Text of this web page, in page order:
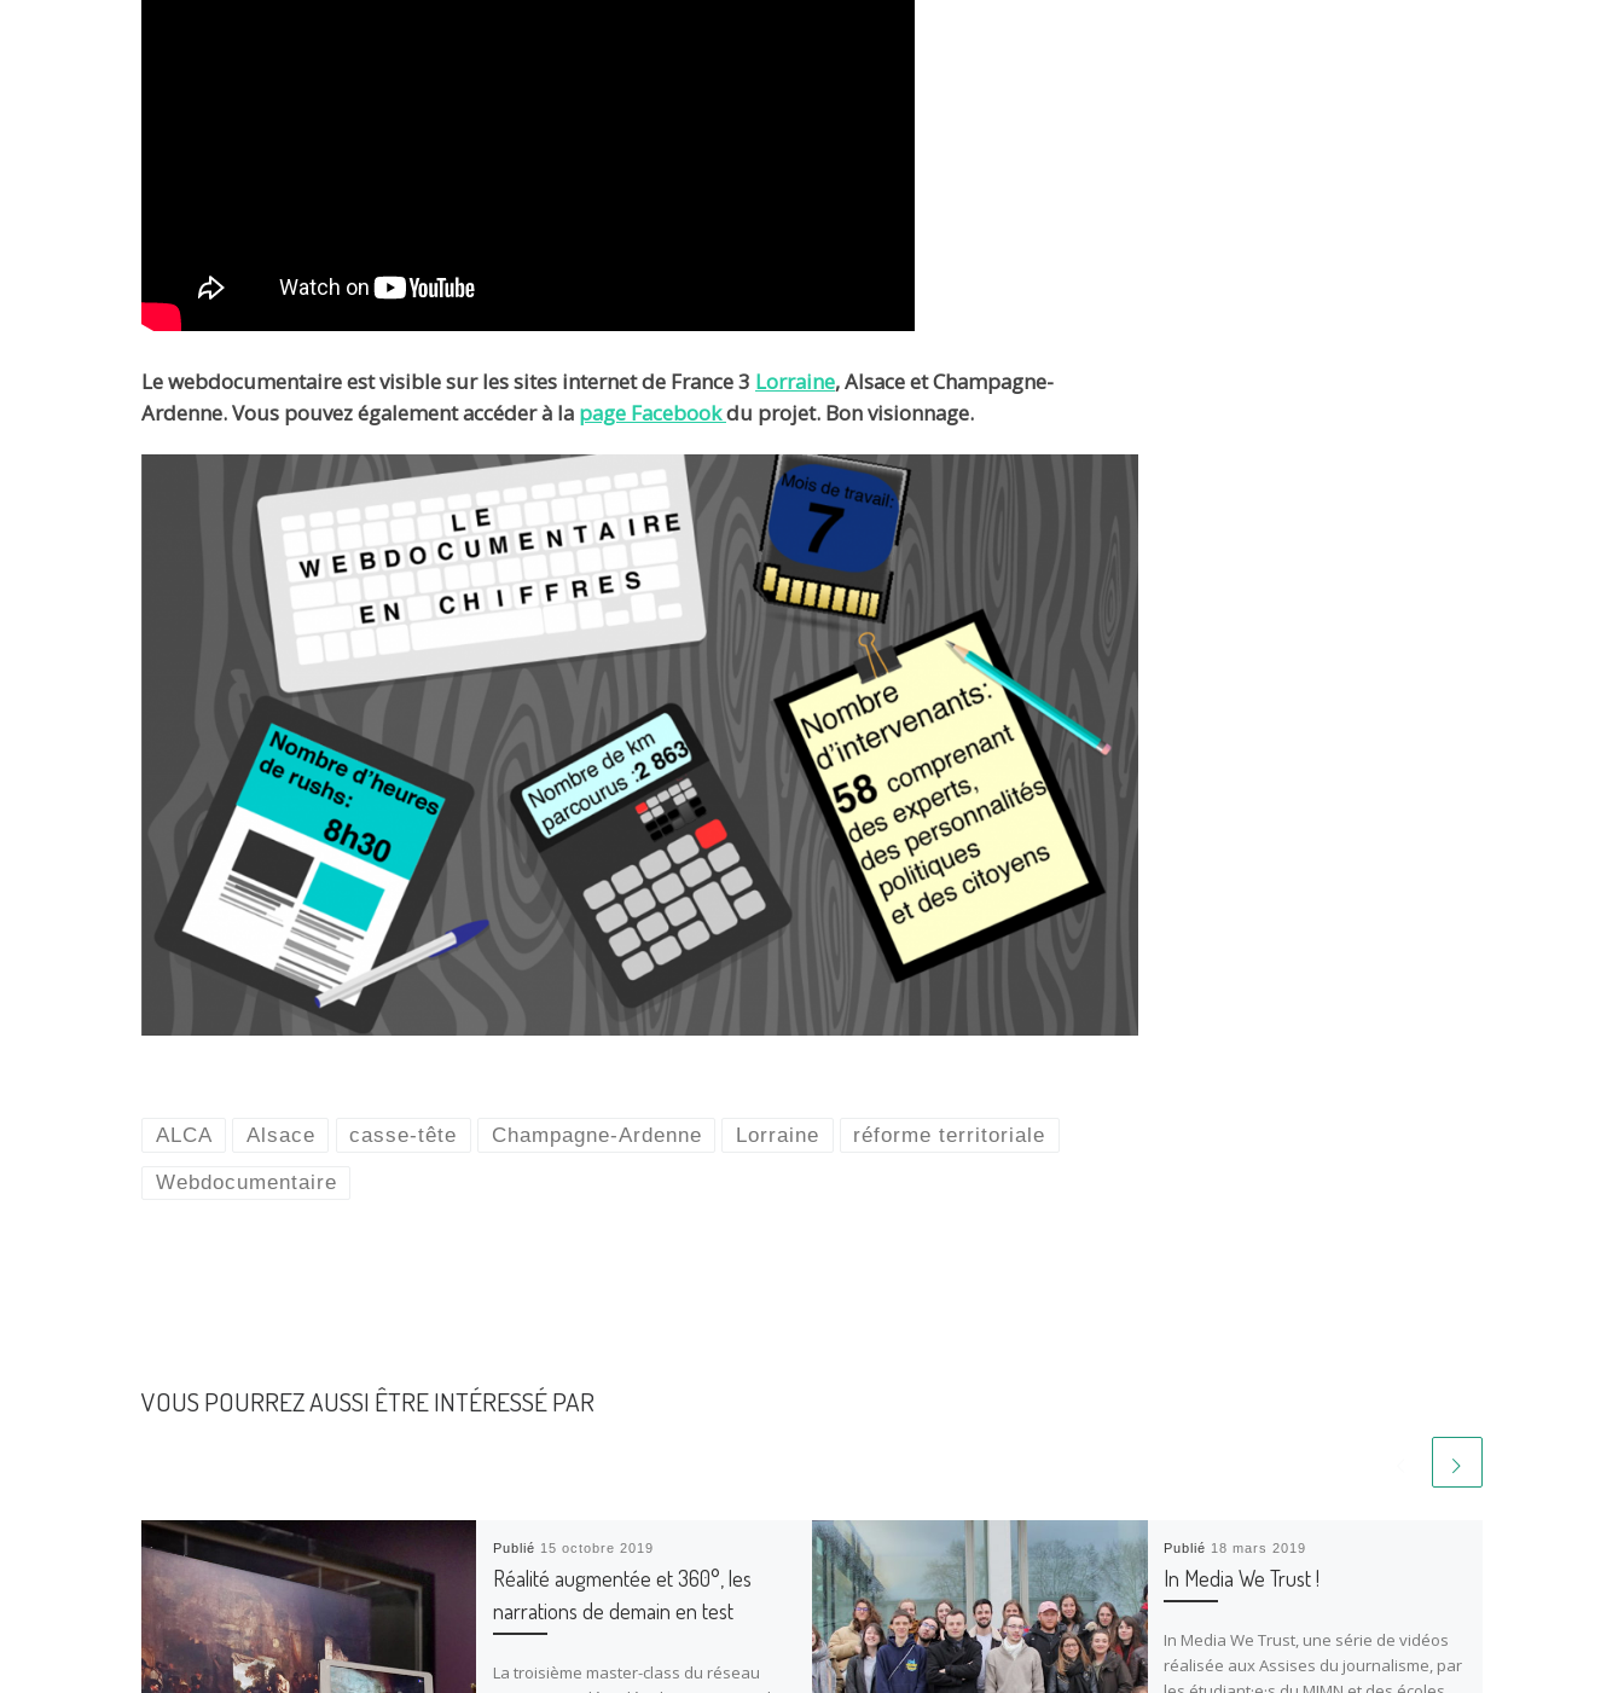
Le webdocumentaire est visible sur les sites internet de France 3 Lorraine, Alsace et Champagne-
Ardenne. Vous pouvez également accéder à la page Facebookdu projet. Bon visionnage.
ALCA Alsace casse-tête Champagne-Ardenne Lorraine réforme territoriale
Webdocumentaire
VOUS POURREZ AUSSI ÊTRE INTÉRESSÉ PAR
Publié 15 octobre 2019
Réalité augmentée et 360°, les
narrations de demain en test
La troisième master-class du réseau
Publié 18 mars 2019
In Media We Trust !
In Media We Trust, une série de vidéos
réalisée aux Assises du journalisme, par